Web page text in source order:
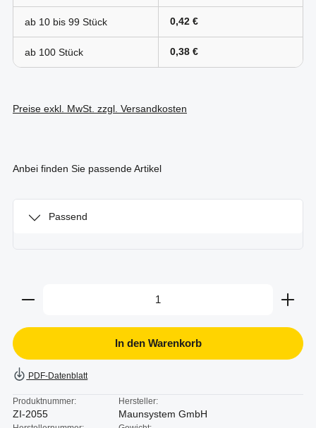
ab 10 bis 99 0,42 €
ab 100 0,38 €
Preise exkl. MwSt. zzgl. Versandkosten
Anbei finden Sie passende Artikel
Passend
Produkt Anzahl: Gib den gewünschten Wert ein
In den Warenkorb
PDF-Datenblatt
Produktnummer:
ZI-2055
Hersteller:
Maunsystem GmbH